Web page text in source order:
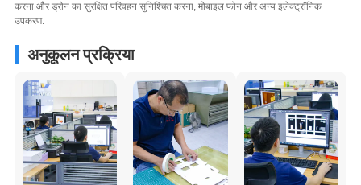
करना और ड्रोन का सुरक्षित परिवहन सुनिश्चित करना, मोबाइल फोन और अन्य इलेक्ट्रॉनिक
उपकरण.
अनुकूलन प्रक्रिया